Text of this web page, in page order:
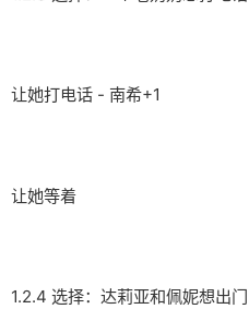
让她打电话 - 南希+1
让她等着
1.2.4 选择：达莉亚和佩妮想出门